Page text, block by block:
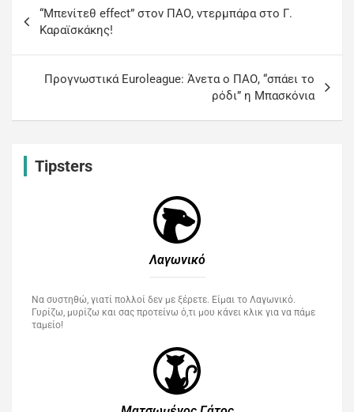
“Μπενίτεθ effect” στον ΠΑΟ, ντερμπάρα στο Γ.
Καραϊσκάκης!
Προγνωστικά Euroleague: Άνετα ο ΠΑΟ, “σπάει το
ρόδι” η Μπασκόνια
Tipsters
Λαγωνικό
Να συστηθώ, γιατί πολλοί δεν με ξέρετε. Είμαι το Λαγωνικό.
Γυρίζω, μυρίζω και σας προτείνω ό,τι μου κάνει κλικ για να πάμε
ταμείο!